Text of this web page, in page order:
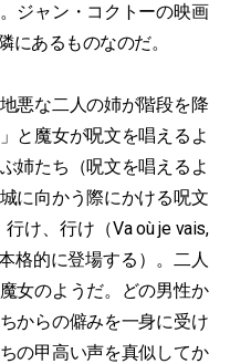
ジャン・コクトーの映画
にあるものなのだ。
悪な二人の姉が階段を降
と魔女が呪文を唱えるよ
姉たち（呪文を唱えるよ
に向かう際にかける呪文
け、行け（Va où je vais,
本格的に登場する）。二人
女のようだ。どの男性か
からの僻みを一身に受け
の甲高い声を真似してか